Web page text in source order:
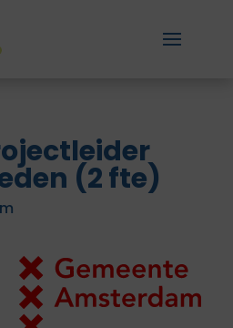
(2 fte)